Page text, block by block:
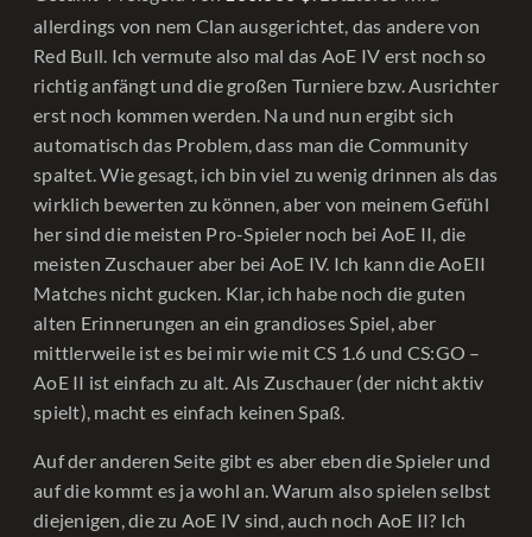
allerdings von nem Clan ausgerichtet, das andere von
Red Bull. Ich vermute also mal das AoE IV erst noch so
richtig anfängt und die großen Turniere bzw. Ausrichter
erst noch kommen werden. Na und nun ergibt sich
automatisch das Problem, dass man die Community
spaltet. Wie gesagt, ich bin viel zu wenig drinnen als das
wirklich bewerten zu können, aber von meinem Gefühl
her sind die meisten Pro-Spieler noch bei AoE II, die
meisten Zuschauer aber bei AoE IV. Ich kann die AoEII
Matches nicht gucken. Klar, ich habe noch die guten
alten Erinnerungen an ein grandioses Spiel, aber
mittlerweile ist es bei mir wie mit CS 1.6 und CS:GO –
AoE II ist einfach zu alt. Als Zuschauer (der nicht aktiv
spielt), macht es einfach keinen Spaß.
Auf der anderen Seite gibt es aber eben die Spieler und
auf die kommt es ja wohl an. Warum also spielen selbst
diejenigen, die zu AoE IV sind, auch noch AoE II? Ich